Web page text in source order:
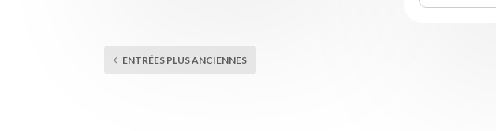
ENTRÉES PLUS ANCIENNES